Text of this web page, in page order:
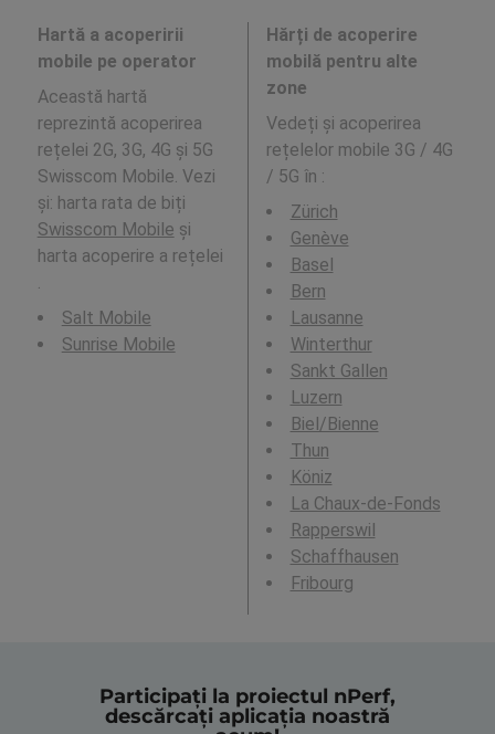
Hartă a acoperirii
mobile pe operator
Această hartă
reprezintă acoperirea
rețelei 2G, 3G, 4G și 5G
Swisscom Mobile. Vezi
și: harta rata de biți
Swisscom Mobile și
harta acoperire a rețelei
Salt Mobile
Sunrise Mobile
Hărți de acoperire
mobilă pentru alte
zone
Vedeți și acoperirea
rețelelor mobile 3G / 4G
/ 5G în :
Zürich
Genève
Basel
Bern
Lausanne
Winterthur
Sankt Gallen
Luzern
Biel/Bienne
Thun
Köniz
La Chaux-de-Fonds
Rapperswil
Schaffhausen
Fribourg
Participați la proiectul nPerf,
descărcați aplicația noastră